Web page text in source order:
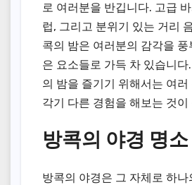
로 여러분을 반깁니다. 고급
럽, 그리고 분위기 있는 거리
콕의 밤은 여러분의 감각을
은 요소들로 가득 차 있습니다
의 밤을 즐기기 위해서는 여러
각기 다른 경험을 해보는 것이
방콕의 야경 명소
방콕의 야경은 그 자체로 하